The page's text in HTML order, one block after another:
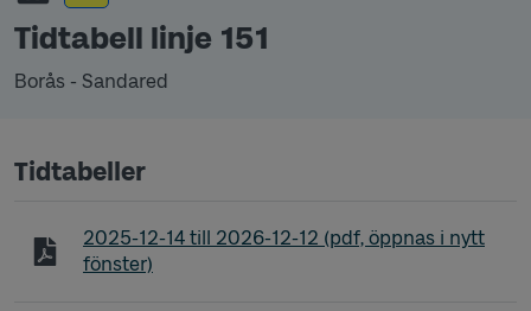
Tidtabell linje 151
Borås - Sandared
Tidtabeller
Tidtabell linje 151 Borås - Sandared
2025-12-14 till 2026-12-12 (pdf, öppnas i nytt
fönster)